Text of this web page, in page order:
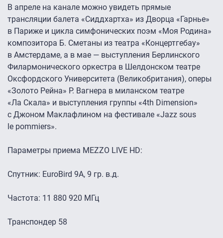
В апреле на канале можно увидеть прямые
трансляции балета «Сиддхартха» из Дворца «Гарнье»
в Париже и цикла симфонических поэм «Моя Родина»
композитора Б. Сметаны из театра «Концертгебау»
в Амстердаме, а в мае — выступления Берлинского
Филармонического оркестра в Шелдонском театре
Оксфордского Университета (Великобритания), оперы
«Золото Рейна» Р. Вагнера в миланском театре
«Ла Скала» и выступления группы «4th Dimension»
с Джоном Маклафлином на фестивале «Jazz sous
le pommiers».
Параметры приема MEZZO LIVE HD:
Спутник: EuroBird 9A, 9 гр. в.д.
Частота: 11 880 920 МГц
Транспондер 58